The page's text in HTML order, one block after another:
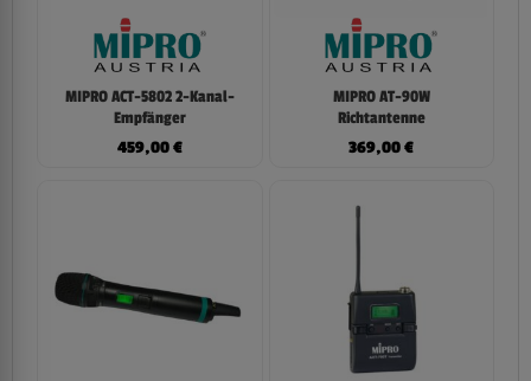
MIPRO ACT-5802 2-Kanal-
Empfänger
459,00€
MIPRO AT-90W
Richtantenne
369,00€